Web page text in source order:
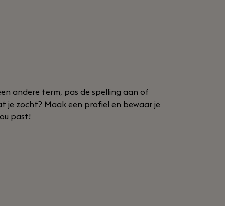
andere term, pas de spelling aan of
je zocht? Maak een profiel en bewaar je
past!